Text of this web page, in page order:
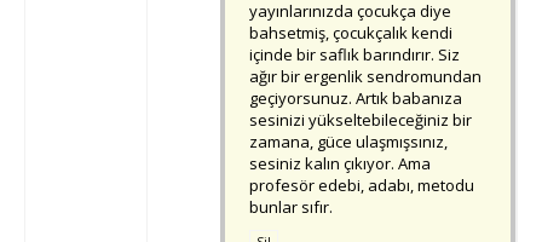
yayınlarınızda çocukça diye
bahsetmiş, çocukçalık kendi
içinde bir saflık barındırır. Siz
ağır bir ergenlik sendromundan
geçiyorsunuz. Artık babanıza
sesinizi yükseltebileceğiniz bir
zamana, güce ulaşmışsınız,
sesiniz kalın çıkıyor. Ama
profesör edebi, adabı, metodu
bunlar sıfır.